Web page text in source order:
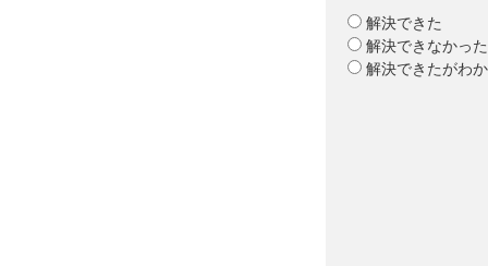
解決できた
解決できなかった
解決できたがわ